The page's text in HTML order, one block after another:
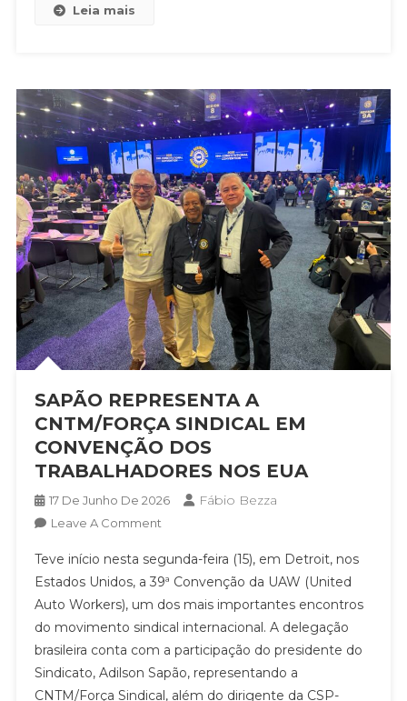
Leia mais
SAPÃO REPRESENTA A
CNTM/FORÇA SINDICAL EM
CONVENÇÃO DOS
TRABALHADORES NOS EUA
17 De Junho De 2026 Fábio Bezza
Leave A CommentOn
REPRESENTA
A
CNTM/FORÇA
SINDICAL
EM
CONVENÇÃO
DOS
Teve início nesta segunda-feira (15), em Detroit, nos
Estados Unidos, a 39ª Convenção da UAW (United
Auto Workers), um dos mais importantes encontros
do movimento sindical internacional. A delegação
brasileira conta com a participação do presidente do
Sindicato, Adilson Sapão, representando a
CNTM/Força Sindical, além do dirigente da CSP-